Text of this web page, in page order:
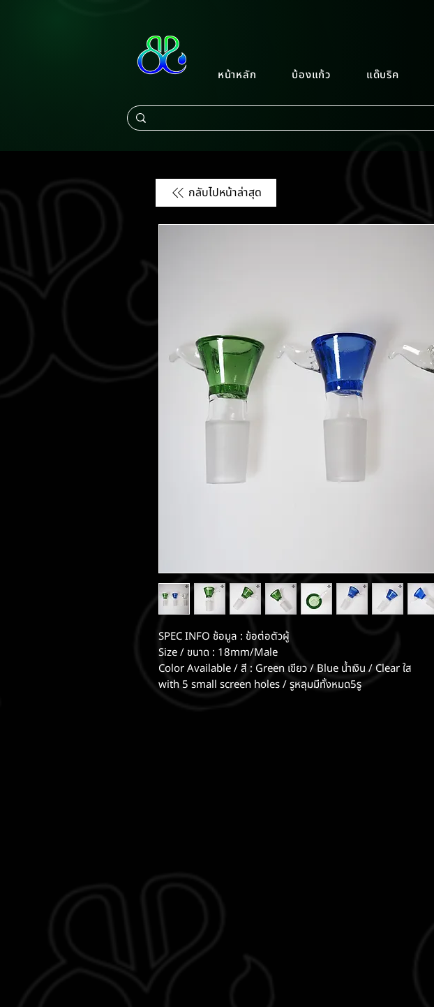
หน้าหลัก บ้องแก้ว แด๊บริค
กลับไปหน้าล่าสุด
SPEC INFO ช้อมูล : ข้อต่อตัวผู้
Size / ขนาด : 18mm/Male
Color Available / สี : Green เขียว / Blue น้ำเงิน / Clear ใส
with 5 small screen holes / รูหลุมมีทั้งหมด5รู